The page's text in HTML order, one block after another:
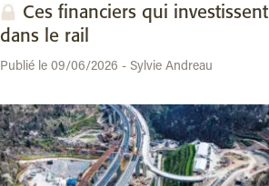
Ces financiers qui investissent
dans le rail
Publié le 09/06/2026 - Sylvie Andreau